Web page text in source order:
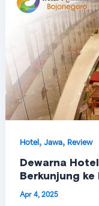
Hotel,Jawa, Review
Dewarna
Berkunjung
Apr 4, 2025